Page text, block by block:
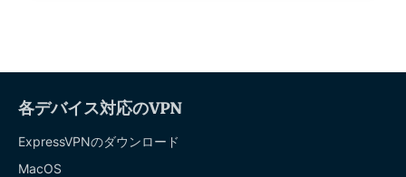
各デバイス対応のVPN
ExpressVPNのダウンロード
MacOS